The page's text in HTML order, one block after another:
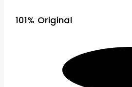
101% Original